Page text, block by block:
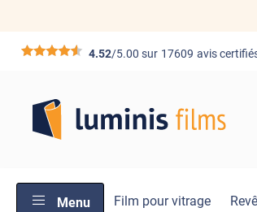
*****4.52/5.00 sur 17609 avis
Menu Film pour vitrage